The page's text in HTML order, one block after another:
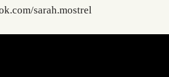
sarah.mostrel